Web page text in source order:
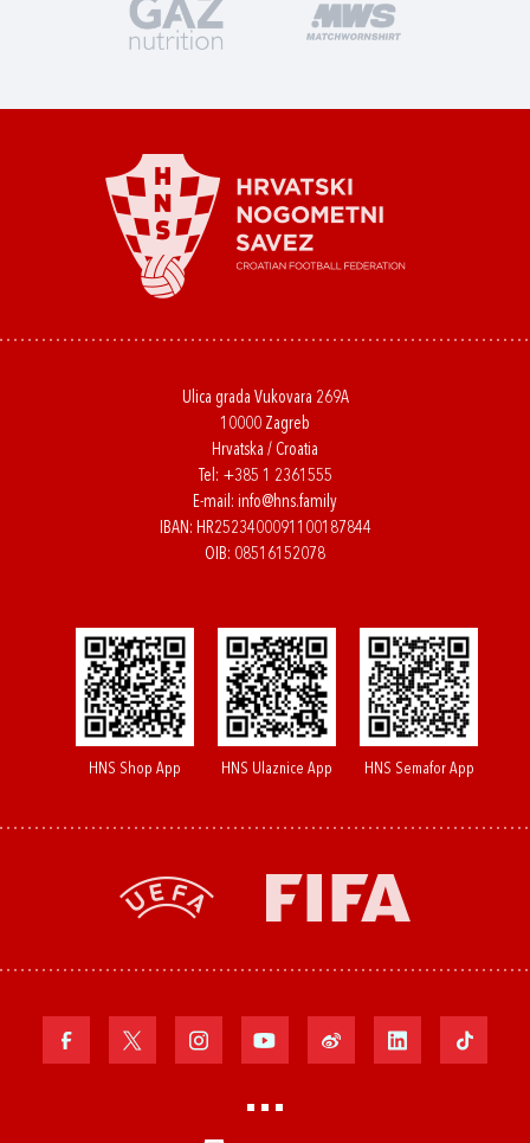
Ulica grada Vukovara 269A
10000 Zagreb
Hrvatska / Croatia
Tel: +385 1 2361555
E-mail: info@hns.family
IBAN: HR2523400091100187844
OIB: 08516152078
HNS Shop App HNS Ulaznice App HNS Semafor App